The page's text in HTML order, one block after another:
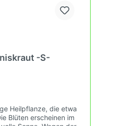
-S-
Heilpflanze, die etwa
Blüten erscheinen im